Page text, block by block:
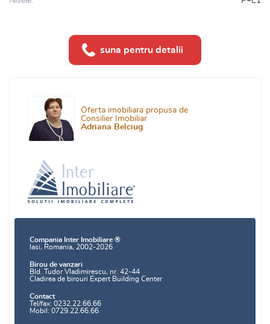
suna pentru detalii
Oferta imobiliara propusa de
Consilier Imobiliar
Adriana Belciug
Compania Inter Imobiliare ®
Iasi, Romania, 2002-2026
Birou de vanzari
Bld. Tudor Vladimirescu, nr. 42-44
Cladirea de birouri Expert Building Center
Contact
Tel/fax: 0232.22.66.66
Mobil: 0729.22.66.66